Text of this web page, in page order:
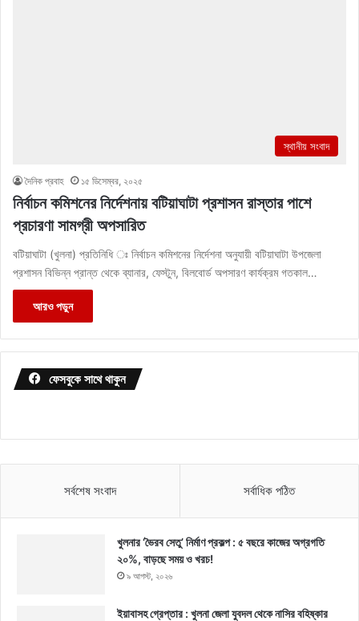
স্থানীয় সংবাদ
দৈনিক প্রবাহ ১৫ ডিসেম্বর, ২০২৫
নির্বাচন কমিশনের নির্দেশনায় বটিয়াঘাটা প্রশাসন রাস্তার পাশে
প্রচারণা সামগ্রী অপসারিত
বটিয়াঘাটা (খুলনা) প্রতিনিধি ঃ নির্বাচন কমিশনের নির্দেশনা অনুযায়ী বটিয়াঘাটা উপজেলা
প্রশাসন বিভিন্ন প্রান্ত থেকে ব্যানার, ফেস্টুন, বিলবোর্ড অপসারণ কার্যক্রম গতকাল…
আরও পড়ুন
ফেসবুকে সাথে থাকুন
সর্বশেষ সংবাদ সর্বাধিক পঠিত
খুলনার ‘ভৈরব সেতু’ নির্মাণ প্রকল্প : ৫ বছরে কাজের অগ্রগতি
২০%, বাড়ছে সময় ও খরচ!
৯ আগস্ট, ২০২৬
ইয়াবাসহ গ্রেপ্তার : খুলনা জেলা যুবদল থেকে নাসির বহিষ্কার